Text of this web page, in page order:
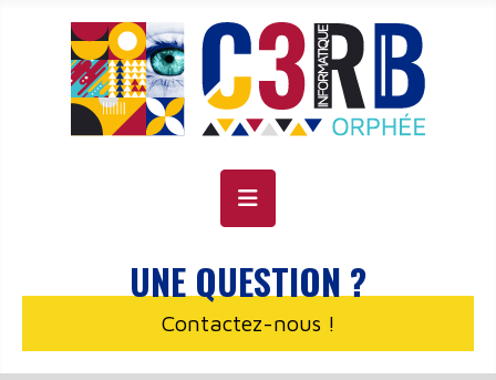
UNE QUESTION ?
Contactez-nous !